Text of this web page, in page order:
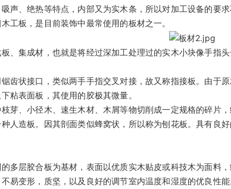
声、绝热等特点，内部又为实木条，所以对加工设备的要
工板，是目前装饰中最常使用的板材之一。
、集成材，也就是将经过深加工处理过的实木小块像手指
齿状接口，类似两手手指交叉对接，故又称指接板。由于
粘表面板，其使用的胶极其微量。
芽、小径木、速生木材、木屑等物切削成一定规格的碎片
人造板。因其剖面类似蜂窝状，所以称为刨花板。具有良
的多层胶合板为基材，表面以优质实木贴皮或科技木为面料
易变形，质坚，以及良好的调节室内温度和湿度的优良性